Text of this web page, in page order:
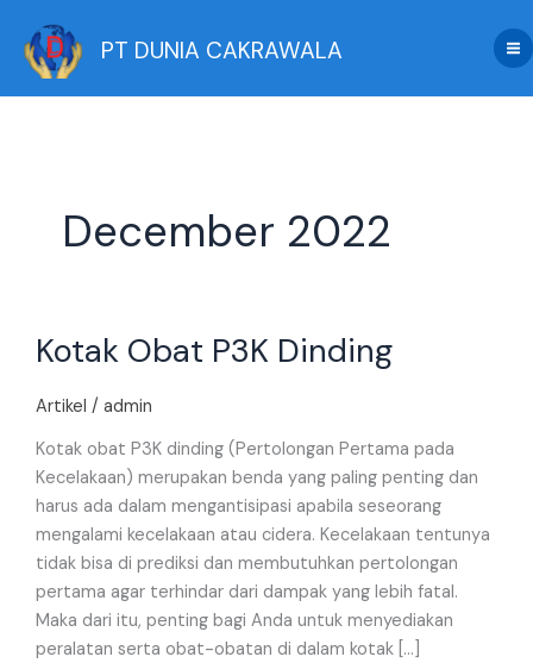
content
PT DUNIA CAKRAWALA
December 2022
Kotak Obat P3K Dinding
Artikel / admin
Kotak obat P3K dinding (Pertolongan Pertama pada
Kecelakaan) merupakan benda yang paling penting dan
harus ada dalam mengantisipasi apabila seseorang
mengalami kecelakaan atau cidera. Kecelakaan tentunya
tidak bisa di prediksi dan membutuhkan pertolongan
pertama agar terhindar dari dampak yang lebih fatal.
Maka dari itu, penting bagi Anda untuk menyediakan
peralatan serta obat-obatan di dalam kotak […]
Obat
Dinding